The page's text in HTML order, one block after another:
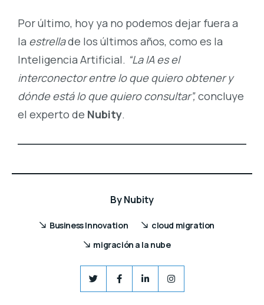
Por último, hoy ya no podemos dejar fuera a
la estrellade los últimos años, como es la
Inteligencia Artificial. “La IA es el
interconector entre lo que quiero obtener y
dónde está lo que quiero consultar”,concluye
el experto de Nubity.
ByNubity
Business Innovation
cloud migration
migración a la nube